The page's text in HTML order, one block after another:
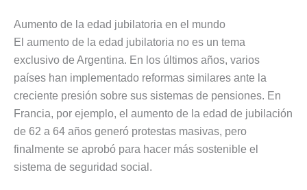
Aumento de la edad jubilatoria en el mundo
El aumento de la edad jubilatoria no es un tema
exclusivo de Argentina. En los últimos años, varios
países han implementado reformas similares ante la
creciente presión sobre sus sistemas de pensiones. En
Francia, por ejemplo, el aumento de la edad de jubilación
de 62 a 64 años generó protestas masivas, pero
finalmente se aprobó para hacer más sostenible el
sistema de seguridad social.